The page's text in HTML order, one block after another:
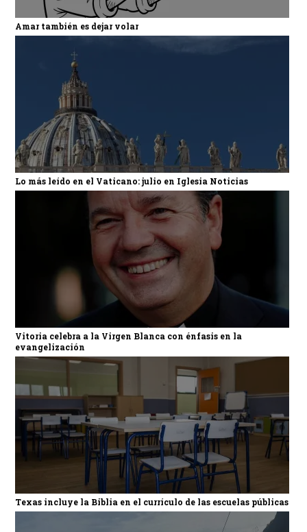
Amar también es dejar volar
Lo más leído en el Vaticano: julio en Iglesia Noticias
Vitoria celebra a la Virgen Blanca con énfasis en la
evangelización
Texas incluye la Biblia en el currículo de las escuelas públicas